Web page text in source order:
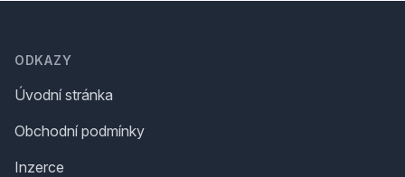
ODKAZY
Úvodní stránka
Obchodní podmínky
Inzerce